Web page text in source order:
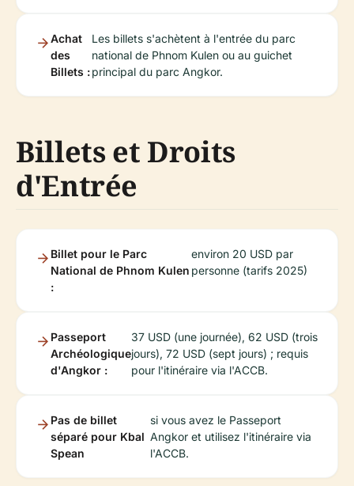
Achat
des
Billets :
Les billets s'achètent à l'entrée du parc
national de Phnom Kulen ou au guichet
principal du parc Angkor.
Billets et Droits
d'Entrée
Billet pour le Parc
National de Phnom Kulen
:
environ 20 USD par
personne (tarifs 2025)
Passeport
Archéologique
d'Angkor :
37 USD (une journée), 62 USD (trois
jours), 72 USD (sept jours) ; requis
pour l'itinéraire via l'ACCB.
Pas de billet
séparé pour Kbal
Spean
si vous avez le Passeport
Angkor et utilisez l'itinéraire via
l'ACCB.